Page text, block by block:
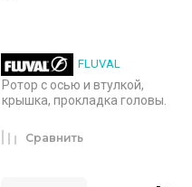
FLUVAL
Ротор с осью и втулкой,
крышка, прокладка головы.
Сравнить